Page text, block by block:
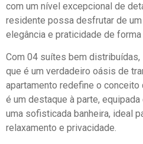
com um nível excepcional de
residente possa desfrutar de
elegância e praticidade de
Com 04 suítes bem
que é um verdadeiro oásis de
apartamento redefine o
é um destaque à parte,
uma sofisticada banheira, ideal
relaxamento e privacidade.